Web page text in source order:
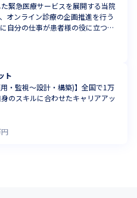
緊急医療サービスを展開する当院
オンライン診療の企画推進を行う
自分の仕事が患者様の役に立つ、
ト
用・監視～設計・構築)】全国で1万
のスキルに合わせたキャリアアッ